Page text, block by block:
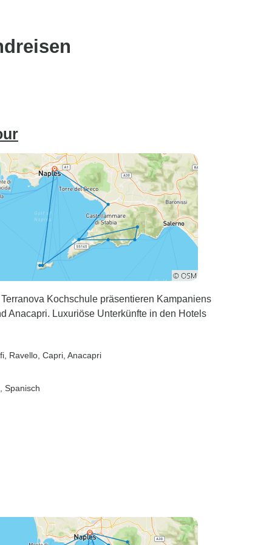
Frühstücke im Paket
enthalten sind. An 3
unserer 4 Morgen waren
wir jedoch angewiesen, vor
8:10 Uhr an einem
Abholort für die Tour zu
sein, so dass wir 3
haben, weil Campania
Overland die Zeitplanung
und die Auswahl der
dass sie nicht bereit waren,
unsere Schuld war, dass
wir kein Frühstück
Kochschule präsentieren Kampaniens
Anacapri. Luxuriöse Unterkünfte in den Hotels
, Ravello , Capri , Anacapri
Spanisch